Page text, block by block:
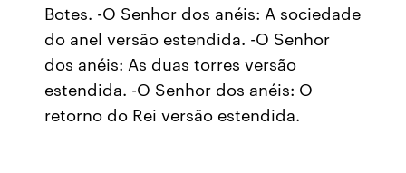
Botes. -O Senhor dos anéis: A sociedade
do anel versão estendida. -O Senhor
dos anéis: As duas torres versão
estendida. -O Senhor dos anéis: O
retorno do Rei versão estendida.